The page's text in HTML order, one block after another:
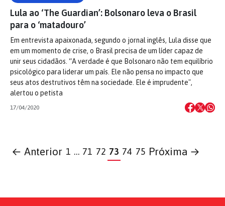
Lula ao ‘The Guardian’: Bolsonaro leva o Brasil
para o ‘matadouro’
Em entrevista apaixonada, segundo o jornal inglês, Lula disse que
em um momento de crise, o Brasil precisa de um líder capaz de
unir seus cidadãos. “A verdade é que Bolsonaro não tem equilíbrio
psicológico para liderar um país. Ele não pensa no impacto que
seus atos destrutivos têm na sociedade. Ele é imprudente",
alertou o petista
17/04/2020
← Anterior 1 … 71 72 73 74 75 Próxima →